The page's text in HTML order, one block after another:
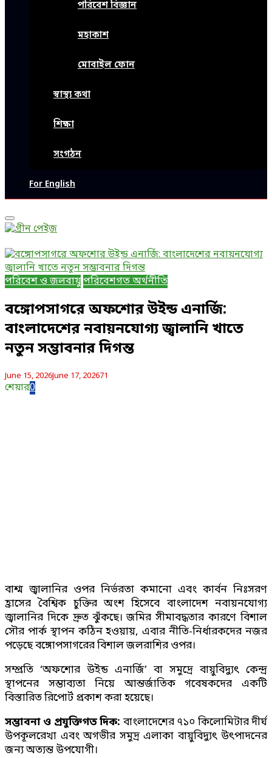
পরিবেশ বিজ্ঞান
মহাকাশ
মোবাইল ফোন
স্বাস্থ্য কথা
শিক্ষা
সংগঠন
For English
Primary
Menu
পরিবেশ ও জলবায়ুপরিবেশগত অর্থনীতি
বঙ্গোপসাগরে অফশোর উইন্ড এনার্জি:
বাংলাদেশের নবায়নযোগ্য জ্বালানি খাতে
নতুন সম্ভাবনার দিগন্ত
June 15, 2026June 17, 202671
শেয়ার0
বাশ্ম জ্বালানির ওপর নির্ভরতা কমানো এবং কার্বন নিঃসরণ
হ্রাসের বৈশ্বিক চুক্তির অংশ হিসেবে বাংলাদেশ নবায়নযোগ্য
জ্বালানির দিকে দ্রুত ঝুঁকছে। জমির সীমাবদ্ধতার কারণে বিশাল
সৌর পার্ক স্থাপন কঠিন হওয়ায়, এবার নীতি-নির্ধারকদের নজর
পড়েছে বঙ্গোপসাগরের বিশাল জলরাশির ওপর।
সম্প্রতি ‘অফশোর উইন্ড এনার্জি’ বা সমুদ্রে বায়ুবিদ্যুৎ কেন্দ্র
স্থাপনের সম্ভাব্যতা নিয়ে আন্তর্জাতিক গবেষকদের একটি
বিস্তারিত রিপোর্ট প্রকাশ করা হয়েছে।
সম্ভাবনা ও প্রযুক্তিগত দিক: বাংলাদেশের ৭১০ কিলোমিটার দীর্ঘ
উপকূলরেখা এবং অগভীর সমুদ্র এলাকা বায়ুবিদ্যুৎ উৎপাদনের
জন্য অত্যন্ত উপযোগী।